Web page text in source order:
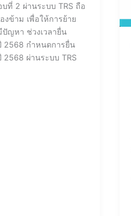
ที่ 2 ผ่านระบบ TRS ถือ
ข้าม เพื่อให้การย้าย
ปัญหา ช่วงเวลายื่น
2568 กำหนดการยื่น
ผ่านระบบ TRS